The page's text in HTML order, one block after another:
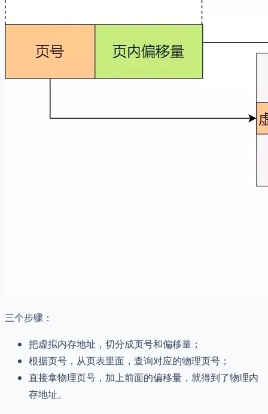
三个步骤：
把虚拟内存地址，切分成页号和偏移量；
根据页号，从页表里面，查询对应的物理页号；
直接拿物理页号，加上前面的偏移量，就得到了物理内
存地址。